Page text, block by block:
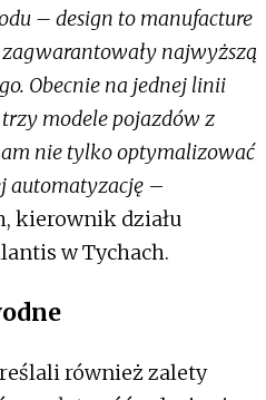
– design to manufacture
najwyższą
Obecnie na jednej linii
modele pojazdów z
nie tylko optymalizować
automatyzację –
kierownik działu
w Tychach.
również zalety